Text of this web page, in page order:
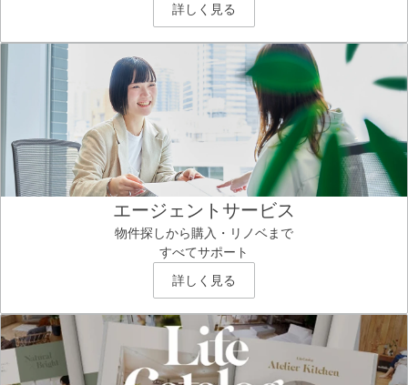
詳しく見る
エージェントサービス
物件探しから購入・リノベまで
すべてサポート
詳しく見る